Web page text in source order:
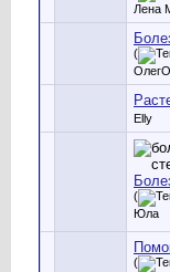
Лена
(
Elly
(
Юла
(